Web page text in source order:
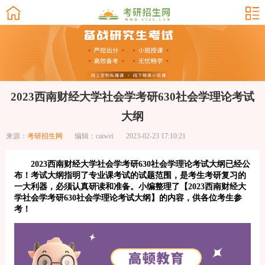
2023西南财经大学社会学考研630社会学理论考试
大纲
来源： 考研招生网 编辑：caiwei 2023-02-23 17:10:21
2023西南财经大学社会学考研630社会学理论考试大纲已经公
布！考试大纲指明了专业课考试的试题范围，是考生考研复习的
一大利器，必须认真研读和准备。小编整理了【2023西南财经大
学社会学考研630社会学理论考试大纲】的内容，供各位考生参
考！